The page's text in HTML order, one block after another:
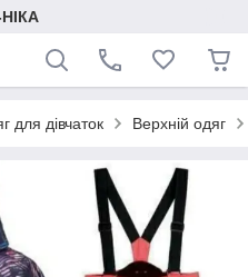
для дівчаток Верхній одяг